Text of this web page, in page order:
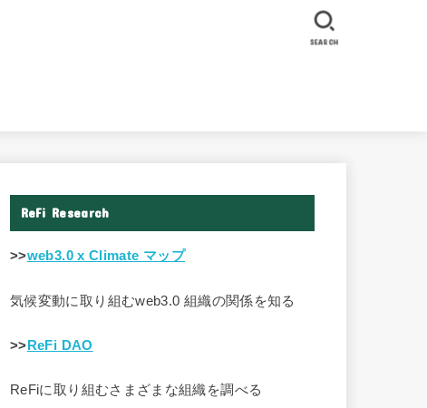
SEARCH
ReFi Research
>>web3.0 x Climate マップ
気候変動に取り組むweb3.0 組織の関係を知る
>> ReFi DAO
ReFiに取り組むさまざまな組織を調べる